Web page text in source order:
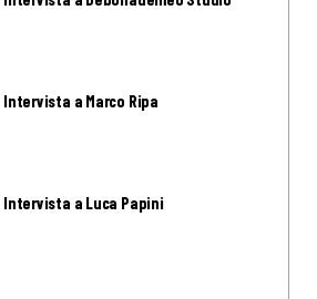
Intervista a Marco Ripa
Intervista a Luca Papini